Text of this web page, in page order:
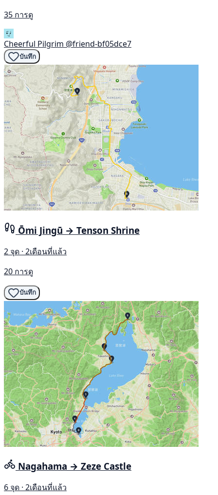
35 การดู
Cheerful Pilgrim @friend-bf05dce7
บันทึก
Ōmi Jingū → Tenson Shrine
2 จุด · 2เดือนที่แล้ว
20 การดู
บันทึก
Nagahama → Zeze Castle
6 จุด · 2เดือนที่แล้ว